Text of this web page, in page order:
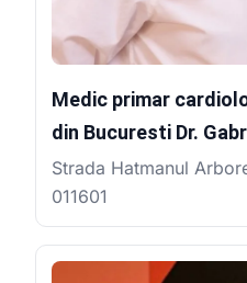
Medic primar
din Bucuresti Dr.
Strada Hatmanul
011601